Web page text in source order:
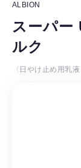
ALBION
スーパー
ルク
〈日やけ止め用乳